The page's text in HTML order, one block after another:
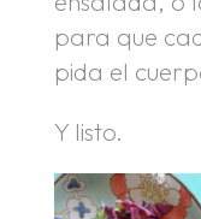
para que
pida el
Y listo.